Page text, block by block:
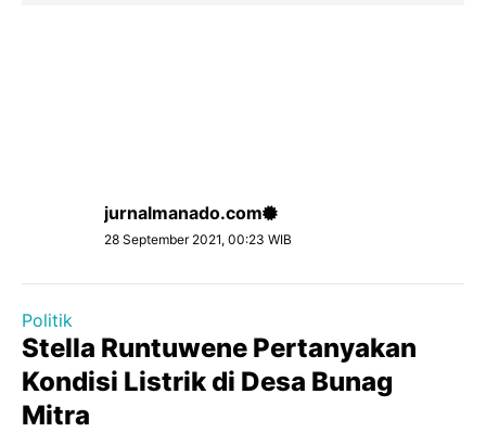
jurnalmanado.com
28 September 2021, 00:23 WIB
Politik
Stella Runtuwene Pertanyakan
Kondisi Listrik di Desa Bunag
Mitra